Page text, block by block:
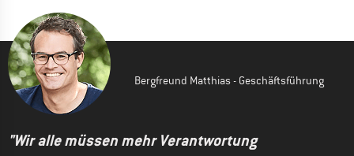
Bergfreund Matthias - Geschäftsführung
"Wir alle müssen mehr Verantwortung